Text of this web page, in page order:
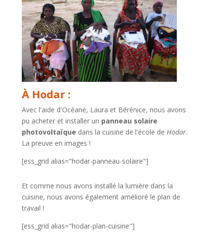
À Hodar :
Avec l'aide d'Océane, Laura et Bérénice, nous avons
pu acheter et installer un panneau solaire
photovoltaïque dans la cuisine de l'école de Hodar.
La preuve en images !
[ess_grid alias="hodar-panneau-solaire"]
Et comme nous avons installé la lumière dans la
cuisine, nous avons également amélioré le plan de
travail !
[ess_grid alias="hodar-plan-cuisine"]